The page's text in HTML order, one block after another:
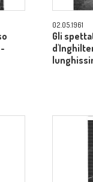
02.05.1961
Gli